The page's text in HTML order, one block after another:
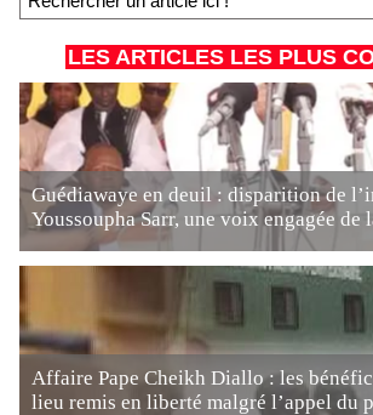
LES ARTICLES LES PLUS
Guédiawaye en deuil : disparition de
Youssoupha Sarr, une voix engagée de
Affaire Pape Cheikh Diallo : les
lieu remis en liberté malgré l’appel du